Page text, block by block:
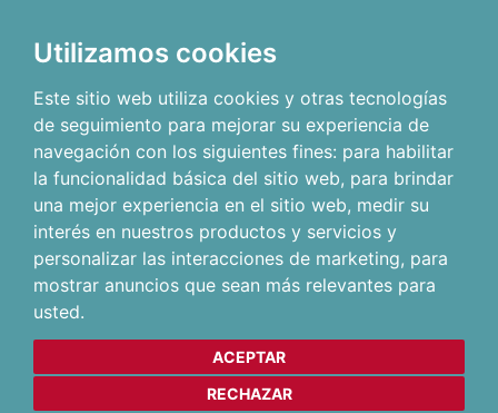
Utilizamos cookies
Este sitio web utiliza cookies y otras tecnologías
de seguimiento para mejorar su experiencia de
navegación con los siguientes fines: para habilitar
la funcionalidad básica del sitio web, para brindar
una mejor experiencia en el sitio web, medir su
interés en nuestros productos y servicios y
personalizar las interacciones de marketing, para
mostrar anuncios que sean más relevantes para
usted.
ACEPTAR
RECHAZAR